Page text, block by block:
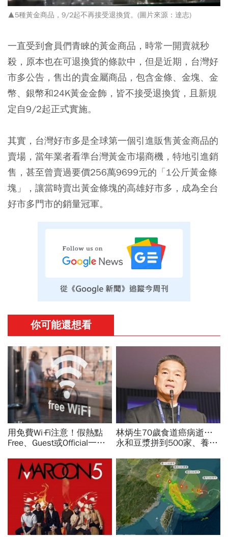
▲5種黃金商品，9/2起不再接受退換貨。(圖片來源：達志)
一直受到會員們青睞的黃金商品，時常一開賣就秒
殺，原本也在可退換貨的條款中，但是近期，台灣好
市多公告，售出的貴金屬商品，包含金條、金塊、金
幣、銀幣和24K黃金金飾，皆不接受退換貨，且新規
定自9/2起正式實施。
其實，台灣好市多是全球第一個引進販售黃金商品的
賣場，當年業者看準台灣黃金市場商機，特地引進銷
售，甚至曾賣過要價256萬9699元的「1公斤黃金條
塊」，讓當時賣出黃金條塊的高雄好市多，成為全台
好市多門市的銷量冠軍。